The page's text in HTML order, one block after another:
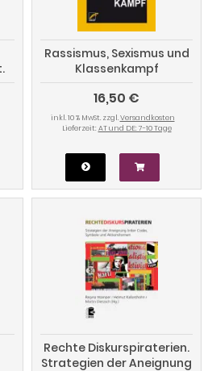
Rassismus, Sexismus und
Klassenkampf
16,50 €
inkl. 10 % MwSt. zzgl.Versandkosten
Lieferzeit: AT und DE: 7-10 Tage
Rechte Diskurspiraterien.
Strategien der Aneignung